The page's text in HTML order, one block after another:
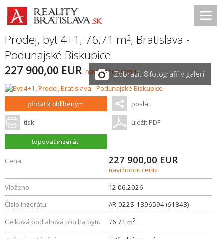
Prodej, byt 4+1, 76,71 m2, Bratislava -
Podunajské Biskupice
227 900,00 EUR navrhnout cenuZobrazit 8 fotografií v galerii
přidat k oblíbeným poslat
tisk uložit PDF
topovať inzerát
Cena 227 900,00 EUR
navrhnout cenu
Vloženo
12.06.2026
Číslo inzerátu
AR-022S-1396594 (61843)
Celková podlahová plocha bytu
76,71 m2